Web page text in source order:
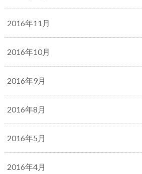
2016年11月
2016年10月
2016年9月
2016年8月
2016年5月
2016年4月